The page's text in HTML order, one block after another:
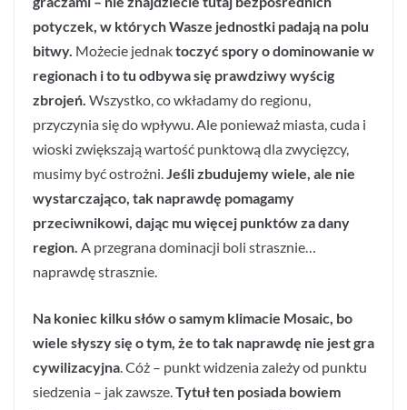
potyczek, w których Wasze jednostki padają na polu
bitwy. Możecie jednaktoczyć spory o dominowanie w
regionach i to tu odbywa się prawdziwy wyścig
zbrojeń. Wszystko, co wkładamy do regionu,
przyczynia się do wpływu. Ale ponieważ miasta, cuda i
wioski zwiększają wartość punktową dla zwycięzcy,
musimy być ostrożni.Jeśli zbudujemy wiele, ale nie
wystarczająco, tak naprawdę pomagamy
przeciwnikowi, dając mu więcej punktów za dany
region. A przegrana dominacji boli strasznie…
naprawdę strasznie.
Na koniec kilku słów o samym klimacie Mosaic, bo
wiele słyszy się o tym, że to tak naprawdę nie jest gra
cywilizacyjna. Cóż – punkt widzenia zależy od punktu
siedzenia – jak zawsze.Tytuł ten posiada bowiem